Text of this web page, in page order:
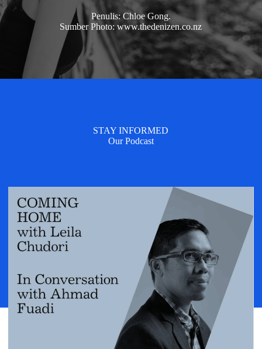
Penulis: Chloe Gong.
Sumber Photo: www.thedenizen.co.nz
STAY INFORMED
Our Podcast